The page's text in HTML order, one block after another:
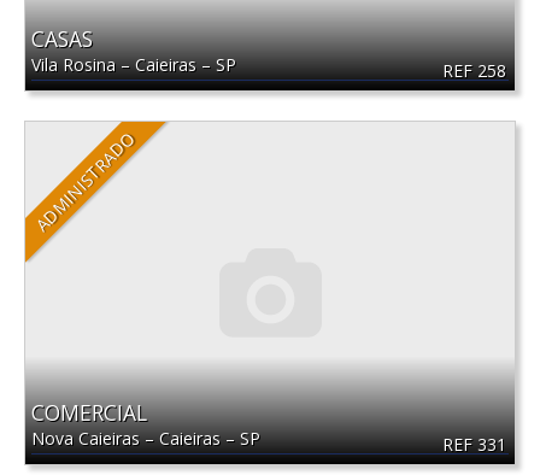
REF 258
CASAS
Vila Rosina–Caieiras–SP
ADMINISTRADO
REF 331
COMERCIAL
Nova Caieiras–Caieiras–SP